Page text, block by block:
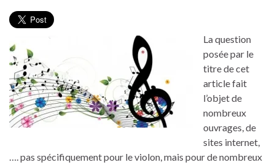
La question
posée par le
titre de cet
article fait
l’objet de
nombreux
ouvrages, de
sites internet,
…. pas spécifiquement pour le violon, mais pour de nombreux